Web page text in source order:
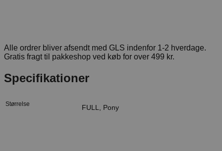
Alle ordrer bliver afsendt med GLS indenfor 1-2 hverdage.
Gratis fragt til pakkeshop ved køb for over 499 kr.
Specifikationer
Størrelse FULL, Pony